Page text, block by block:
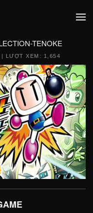
TENOKE
| LƯỢT XEM: 1,654